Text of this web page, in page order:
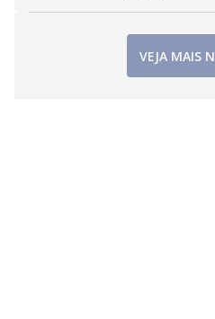
VEJA MAIS